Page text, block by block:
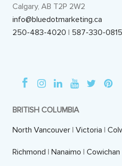
Calgary, AB T2P 2W2
info@bluedotmarketing.ca
250-483-4020 | 587-330-0815
BRITISH COLUMBIA
North Vancouver | Victoria |
Richmond | Nanaimo | Cowichan